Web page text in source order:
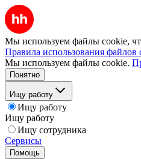
Мы используем файлы cookie,
Правила использования файлов
Мы используем файлы cookie.
Понятно
Ищу работу
Ищу работу
Ищу работу
Ищу сотрудника
Сервисы
Помощь